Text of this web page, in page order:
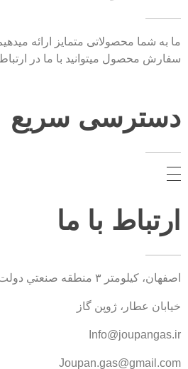
ما به شما محصولاتی متمایز ارائه
سفارش محصول میتوانید با ما در
دسترسی سریع
ارتباط با ما
اصفهان، کيلومتر ۳ منطقه صنعتي دولت آباد،
خیابان عطار، ژوپن گاز
Info@joupangas.ir
Joupan.gas@gmail.com